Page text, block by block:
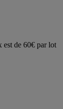
est de 60€ par lot